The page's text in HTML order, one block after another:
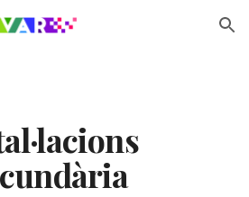
Skip to navigation